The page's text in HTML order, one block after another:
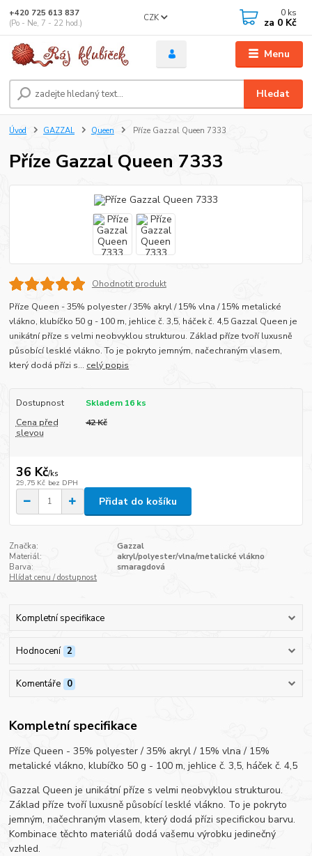
Menu
CZK
Hledat
+420 725 613 837
(Po - Ne, 7 - 22 hod.)
0 ks
za 0 Kč
Úvod GAZZAL Queen Příze Gazzal Queen 7333
Příze Gazzal Queen 7333
Ohodnotit produkt
Příze Queen - 35% polyester / 35% akryl / 15% vlna / 15% metalické
vlákno, klubíčko 50 g - 100 m, jehlice č. 3,5, háček č. 4,5 Gazzal Queen je
unikátní příze s velmi neobvyklou strukturou. Základ příze tvoří luxusně
působící lesklé vlákno. To je pokryto jemným, načechraným vlasem,
který dodá přízi s... celý popis
Dostupnost
Skladem 16 ks
Cena před
slevou
42 Kč
36 Kč/ks
29,75 Kč bez DPH
Přidat do košíku
Značka:
Gazzal
Materiál:
akryl/polyester/vlna/metalické vlákno
Barva:
smaragdová
Hlídat cenu / dostupnost
Kompletní specifikace
Hodnocení 2
Komentáře 0
Kompletní specifikace
Příze Queen - 35% polyester / 35% akryl / 15% vlna / 15%
metalické vlákno, klubíčko 50 g - 100 m, jehlice č. 3,5, háček č. 4,5
Gazzal Queen je unikátní příze s velmi neobvyklou strukturou.
Základ příze tvoří luxusně působící lesklé vlákno. To je pokryto
jemným, načechraným vlasem, který dodá přízi specifickou barvu.
Kombinace těchto materiálů dodá vašemu výrobku jedinečný
vzhled.